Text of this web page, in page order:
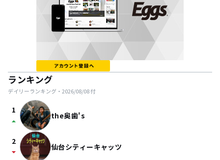
ランキング
デイリーランキング・ 2026/08/08付
1
arrow_drop_up the奥歯's
2
arrow_drop_down 仙台シティーキャッツ